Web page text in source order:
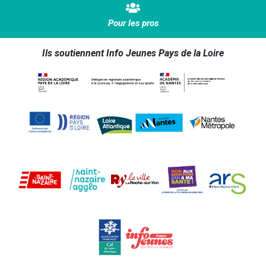
Pour les pros
Ils soutiennent Info Jeunes Pays de la Loire